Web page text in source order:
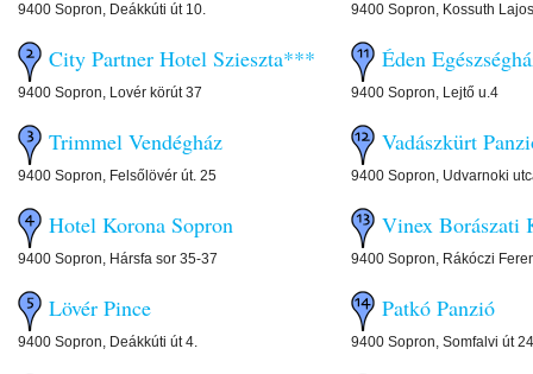
9400 Sopron, Deákkúti út 10.
City Partner Hotel Szieszta***
9400 Sopron, Lovér körút 37
Trimmel Vendégház
9400 Sopron, Felsőlövér út. 25
Hotel Korona Sopron
9400 Sopron, Hársfa sor 35-37
Lövér Pince
9400 Sopron, Deákkúti út 4.
9400 Sopron, Kossuth
Éden
9400 Sopron, Lejtő u.4
Vadászkürt
9400 Sopron, Udvarnoki
Vinex Borászati
9400 Sopron, Rákóczi
Patkó Panzió
9400 Sopron, Somfalvi út